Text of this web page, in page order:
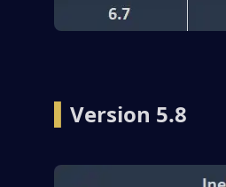
Version 5.8